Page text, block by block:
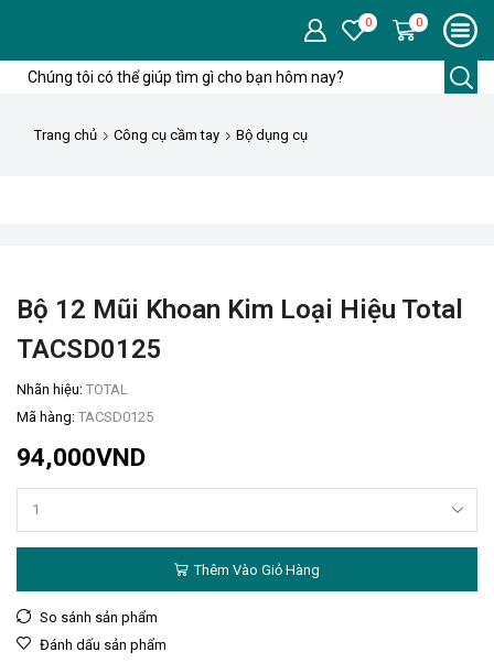
0 0
Trường
kiếm
Trang chủ Công cụ cầm tay Bộ dụng cụ
Bộ 12 Mũi Khoan Kim Loại Hiệu Total
TACSD0125
Nhãn hiệu: TOTAL
Mã hàng: TACSD0125
94,000VND
12
khoan
kim
Thêm Vào Giỏ Hàng
So sánh sản phẩm
Đánh dấu sản phẩm